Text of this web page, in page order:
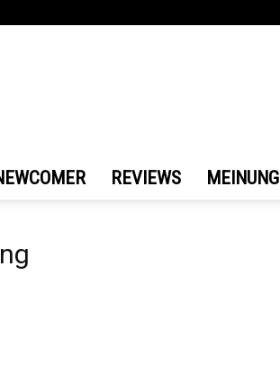
REVIEWS MEINUNG